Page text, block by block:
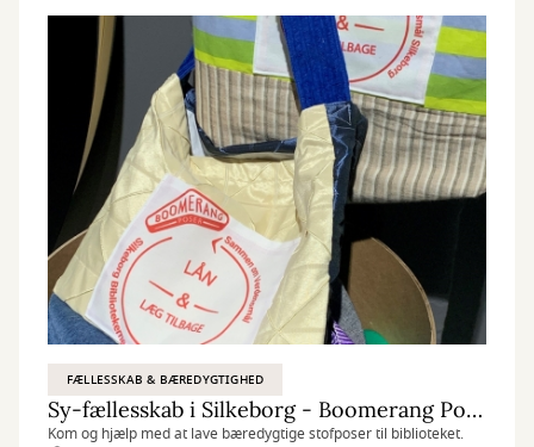
FÆLLESSKAB & BÆREDYGTIGHED
Sy-fællesskab i Silkeborg - Boomerang Poser
Kom og hjælp med at lave bæredygtige stofposer til biblioteket.